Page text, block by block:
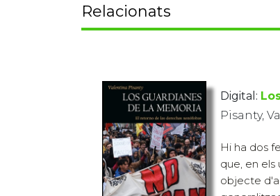
Relacionats
Digital:
Pisanty,
Hi ha dos
que, en els
objecte